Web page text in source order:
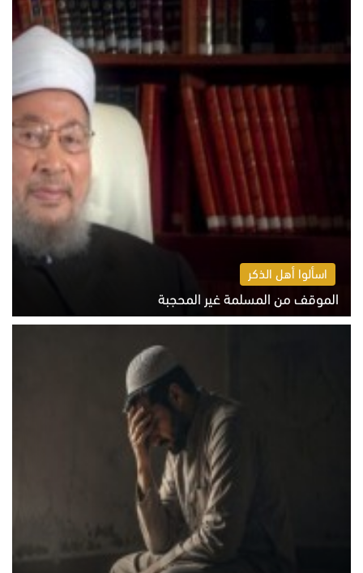
اسألوا أهل الذكر
الموقف من المسلمة غير المحجبة
الخميس 6 أغسطس 2026 10:45 ص